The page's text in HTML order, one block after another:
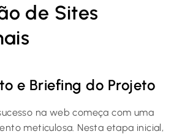
de Sites
e Briefing do Projeto
na web começa com uma
meticulosa. Nesta etapa inicial,